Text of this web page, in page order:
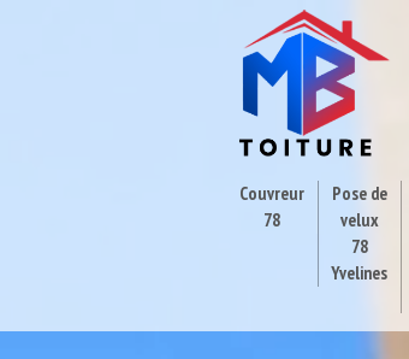
Couvreur
78
Pose de
velux
78
Yvelines